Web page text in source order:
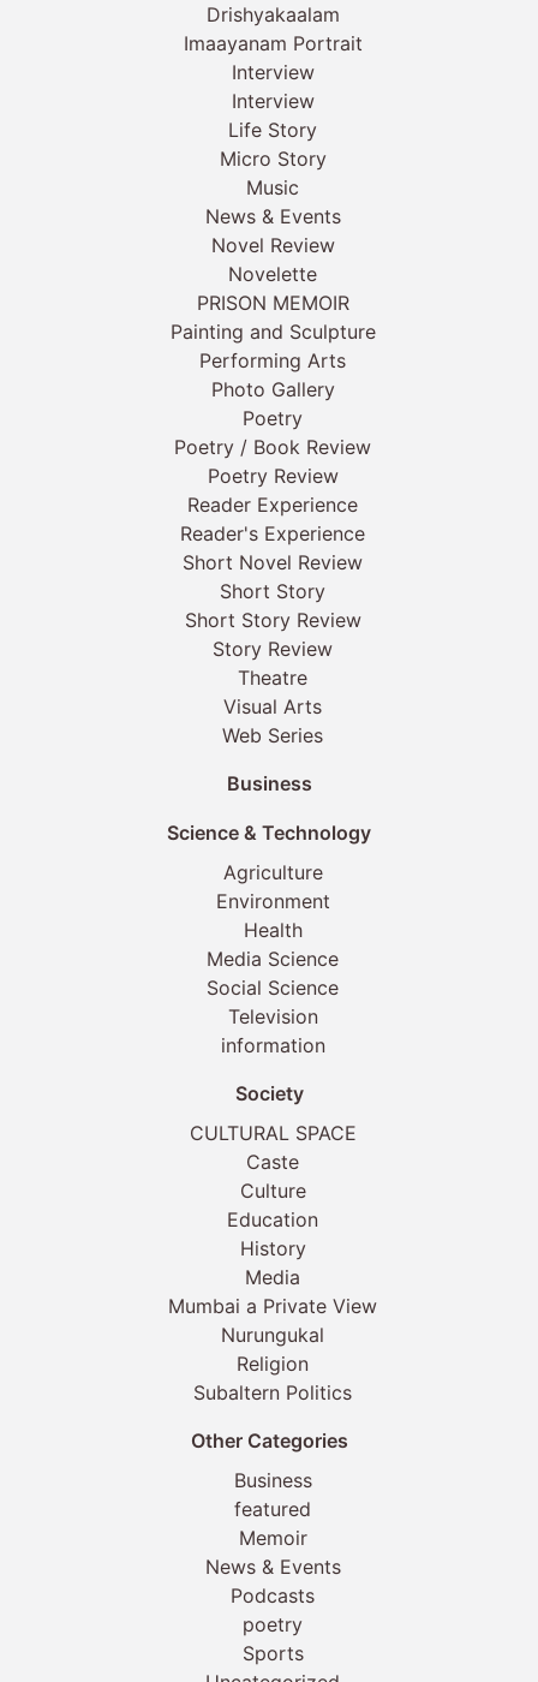
Drishyakaalam
Imaayanam Portrait
Interview
Interview
Life Story
Micro Story
Music
News & Events
Novel Review
Novelette
PRISON MEMOIR
Painting and Sculpture
Performing Arts
Photo Gallery
Poetry
Poetry / Book Review
Poetry Review
Reader Experience
Reader's Experience
Short Novel Review
Short Story
Short Story Review
Story Review
Theatre
Visual Arts
Web Series
Business
Science & Technology
Agriculture
Environment
Health
Media Science
Social Science
Television
information
Society
CULTURAL SPACE
Caste
Culture
Education
History
Media
Mumbai a Private View
Nurungukal
Religion
Subaltern Politics
Other Categories
Business
featured
Memoir
News & Events
Podcasts
poetry
Sports